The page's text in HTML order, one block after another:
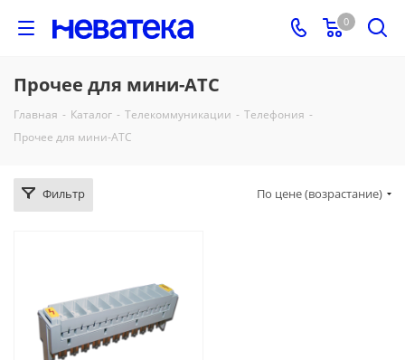
0
Прочее для мини-АТС
Главная - Каталог - Телекоммуникации - Телефония -
Прочее для мини-АТС
Фильтр По цене (возрастание)